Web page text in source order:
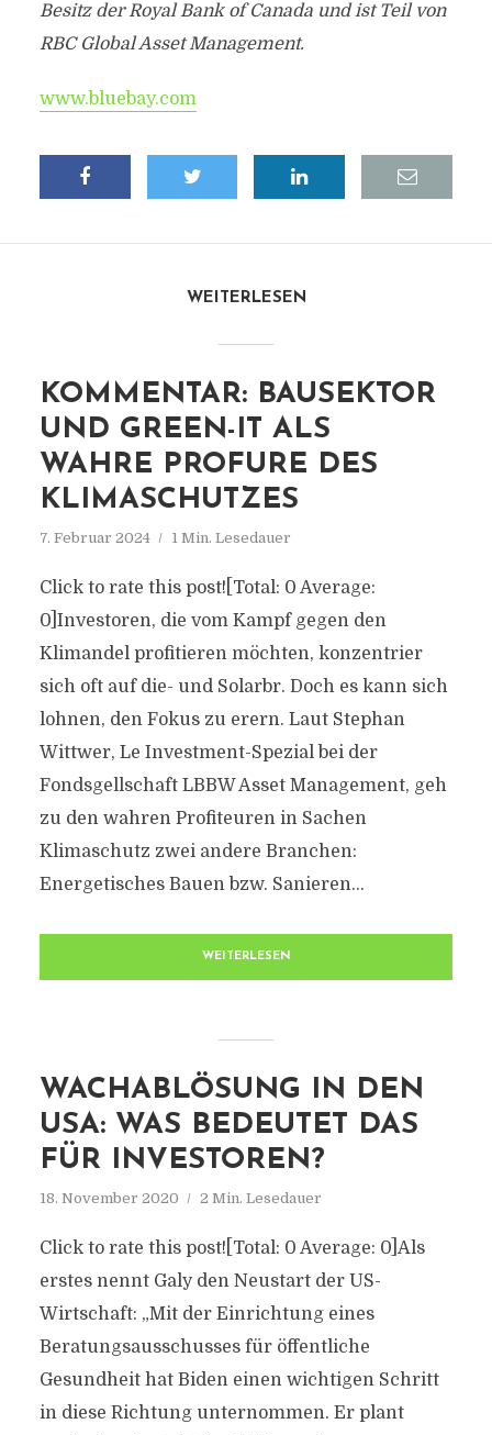
Besitz der Royal Bank of Canada und ist Teil von
RBC Global Asset Management.
www.bluebay.com
WEITERLESEN
KOMMENTAR: BAUSEKTOR
UND GREEN-IT ALS
WAHRE PROFURE DES
KLIMASCHUTZES
7. Februar 2024 1 Min. Lesedauer
Click to rate this post![Total: 0 Average:
0]Investoren, die vom Kampf gegen den
Klimandel profitieren möchten, konzentrier
sich oft auf die- und Solarbr. Doch es kann sich
lohnen, den Fokus zu erern. Laut Stephan
Wittwer, Le Investment-Spezial bei der
Fondsgellschaft LBBW Asset Management, geh
zu den wahren Profiteuren in Sachen
Klimaschutz zwei andere Branchen:
Energetisches Bauen bzw. Sanieren...
WEITERLESEN
WACHABLÖSUNG IN DEN
USA: WAS BEDEUTET DAS
FÜR INVESTOREN?
18. November 2020 2 Min. Lesedauer
Click to rate this post![Total: 0 Average: 0]Als
erstes nennt Galy den Neustart der US-
Wirtschaft: „Mit der Einrichtung eines
Beratungsausschusses für öffentliche
Gesundheit hat Biden einen wichtigen Schritt
in diese Richtung unternommen. Er plant